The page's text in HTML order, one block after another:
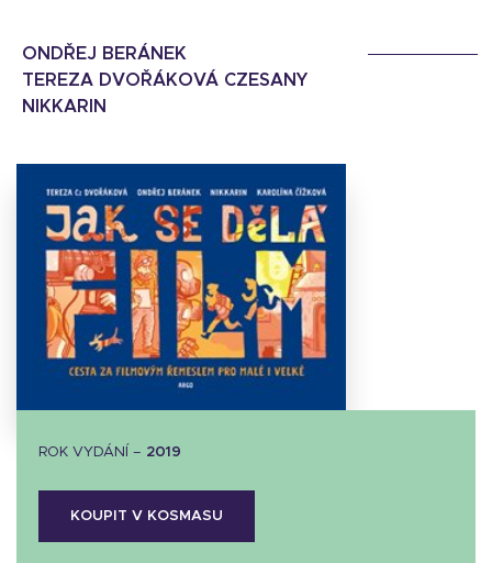
ONDŘEJ BERÁNEK
TEREZA DVOŘÁKOVÁ CZESANY
NIKKARIN
ROK VYDÁNÍ – 2019
KOUPIT V KOSMASU